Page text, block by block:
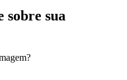
sobre sua